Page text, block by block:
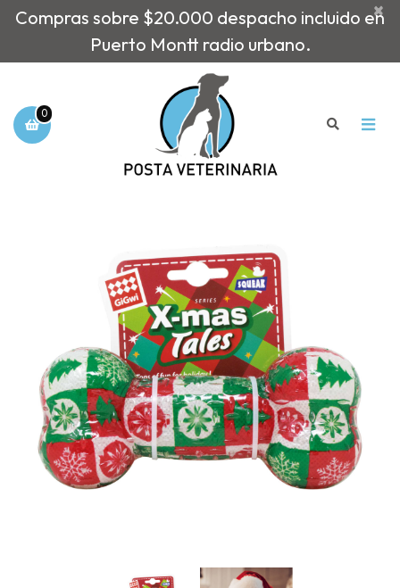
Compras sobre $20.000 despacho incluido en
Puerto Montt radio urbano.
×
0